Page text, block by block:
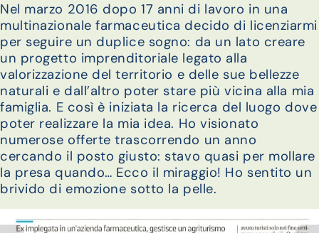
Nel marzo 2016 dopo 17 anni di lavoro in una
multinazionale farmaceutica decido di licenziarmi
per seguire un duplice sogno: da un lato creare
un progetto imprenditoriale legato alla
valorizzazione del territorio e delle sue bellezze
naturali e dall’altro poter stare più vicina alla mia
famiglia. E così è iniziata la ricerca del luogo dove
poter realizzare la mia idea. Ho visionato
numerose offerte trascorrendo un anno
cercando il posto giusto: stavo quasi per mollare
la presa quando… Ecco il miraggio! Ho sentito un
brivido di emozione sotto la pelle.